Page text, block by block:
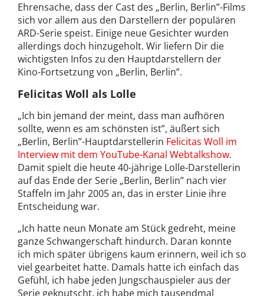
Ehrensache, dass der Cast des „Berlin, Berlin”-Films
sich vor allem aus den Darstellern der populären
ARD-Serie speist. Einige neue Gesichter wurden
allerdings doch hinzugeholt. Wir liefern Dir die
wichtigsten Infos zu den Hauptdarstellern der
Kino-Fortsetzung von „Berlin, Berlin”.
Felicitas Woll als Lolle
„Ich bin jemand der meint, dass man aufhören
sollte, wenn es am schönsten ist”, äußert sich
„Berlin, Berlin”-Hauptdarstellerin Felicitas Woll im
Interview mit dem YouTube-Kanal Webtalkshow.
Damit spielt die heute 40-jährige Lolle-Darstellerin
auf das Ende der Serie „Berlin, Berlin” nach vier
Staffeln im Jahr 2005 an, das in erster Linie ihre
Entscheidung war.
„Ich hatte neun Monate am Stück gedreht, meine
ganze Schwangerschaft hindurch. Daran konnte
ich mich später übrigens kaum erinnern, weil ich so
viel gearbeitet hatte. Damals hatte ich einfach das
Gefühl, ich habe jeden Jungschauspieler aus der
Serie geknutscht, ich habe mich tausendmal